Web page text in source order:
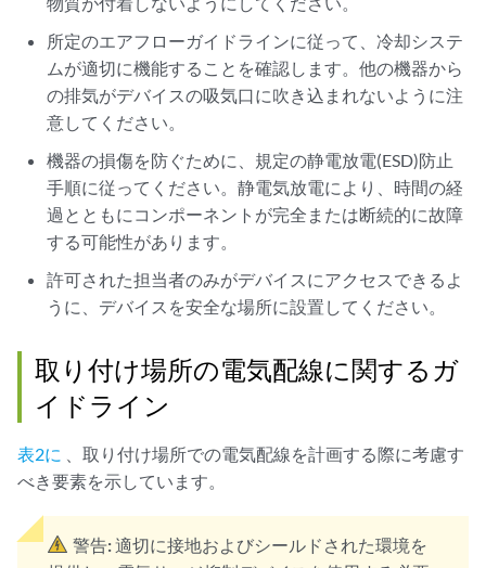
所定のエアフローガイドラインに従って、冷却システ
ムが適切に機能することを確認します。他の機器から
の排気がデバイスの吸気口に吹き込まれないように注
意してください。
機器の損傷を防ぐために、規定の静電放電(ESD)防止
手順に従ってください。静電気放電により、時間の経
過とともにコンポーネントが完全または断続的に故障
する可能性があります。
許可された担当者のみがデバイスにアクセスできるよ
うに、デバイスを安全な場所に設置してください。
取り付け場所の電気配線に関するガ
イドライン
表2に
、取り付け場所での電気配線を計画する際に考慮す
べき要素を示しています。
警告:適切に接地およびシールドされた環境を